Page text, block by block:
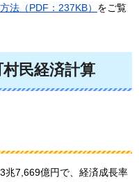
法（PDF：237KB） をご覧
民経済計算
兆7,669億円で、経済成長率